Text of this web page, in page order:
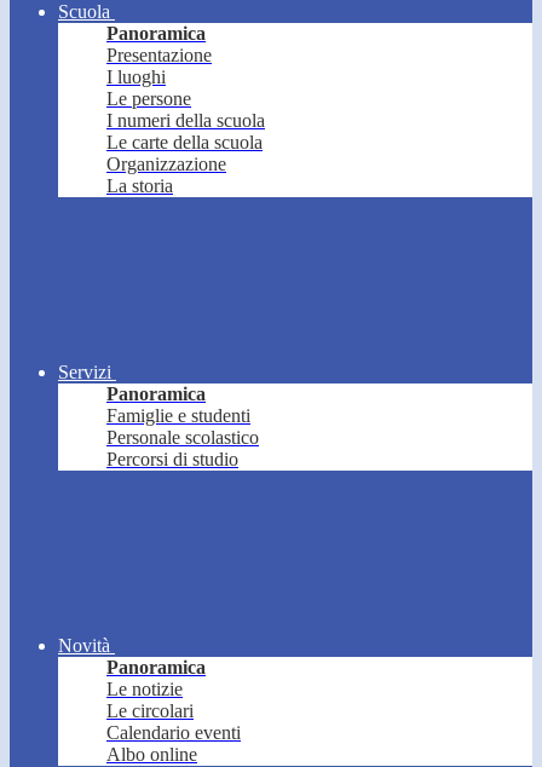
Scuola
Panoramica
Presentazione
I luoghi
Le persone
I numeri della scuola
Le carte della scuola
Organizzazione
La storia
Servizi
Panoramica
Famiglie e studenti
Personale scolastico
Percorsi di studio
Novità
Panoramica
Le notizie
Le circolari
Calendario eventi
Albo online